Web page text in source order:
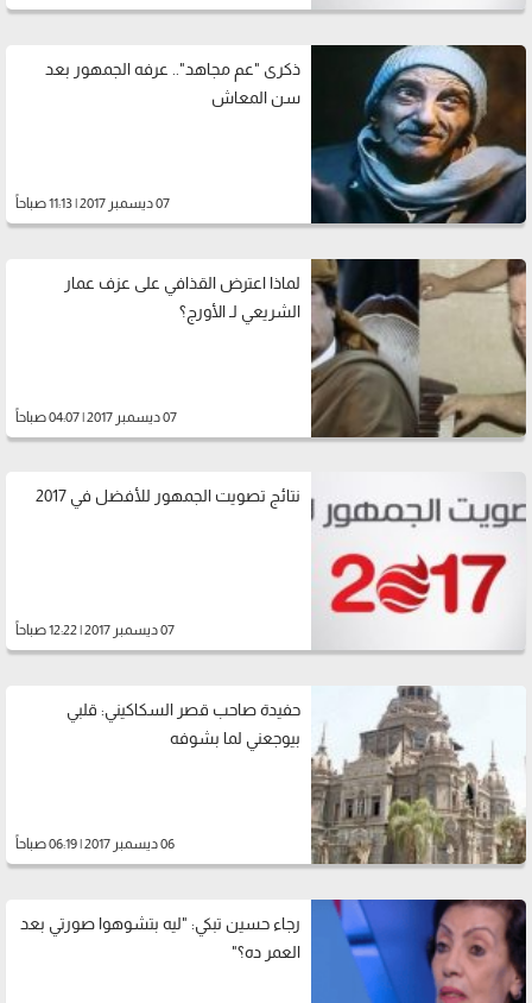
ذكرى "عم مجاهد".. عرفه الجمهور بعد
سن المعاش
07 ديسمبر 2017 | 11:13 صباحاً
لماذا اعترض القذافي على عزف عمار
الشريعي لـ الأورج؟
07 ديسمبر 2017 | 04:07 صباحاً
نتائج تصويت الجمهور للأفضل في 2017
07 ديسمبر 2017 | 12:22 صباحاً
حفيدة صاحب قصر السكاكيني: قلبي
بيوجعني لما بشوفه
06 ديسمبر 2017 | 06:19 صباحاً
رجاء حسين تبكي: "ليه بتشوهوا صورتي بعد
العمر ده؟"